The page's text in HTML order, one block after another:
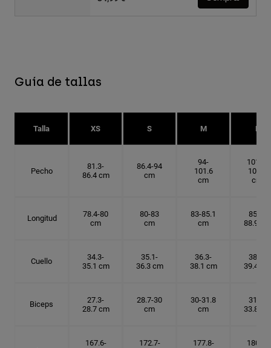
Guía de tallas
Talla XS S M L
Pecho
81.3-
86.4 cm
86.4-94
cm
94-
101.6
cm
101.6-
109.2
cm
Longitud
78.4-80
cm
80-83
cm
83-85.1
cm
85.1-
88.9 cm
Cuello
34.3-
35.1 cm
35.1-
36.3 cm
36.3-
38.1 cm
38.1-
39.4 cm
Biceps
27.3-
28.7 cm
28.7-30
cm
30-31.8
cm
31.8-
33.8 cm
167.6-
172.7-
177.8-
180.3-